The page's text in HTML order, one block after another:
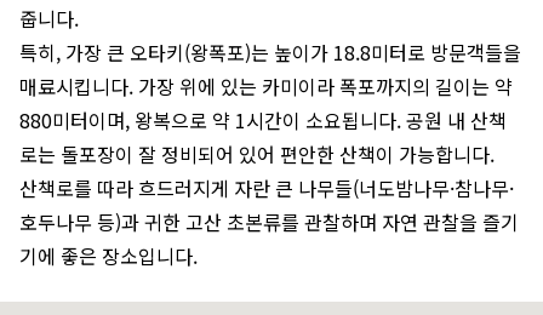
줍니다.
특히, 가장 큰 오타키(왕폭포)는 높이가 18.8미터로 방문객들을
매료시킵니다. 가장 위에 있는 카미이라 폭포까지의 길이는 약
880미터이며, 왕복으로 약 1시간이 소요됩니다. 공원 내 산책
로는 돌포장이 잘 정비되어 있어 편안한 산책이 가능합니다.
산책로를 따라 흐드러지게 자란 큰 나무들(너도밤나무·참나무·
호두나무 등)과 귀한 고산 초본류를 관찰하며 자연 관찰을 즐기
기에 좋은 장소입니다.